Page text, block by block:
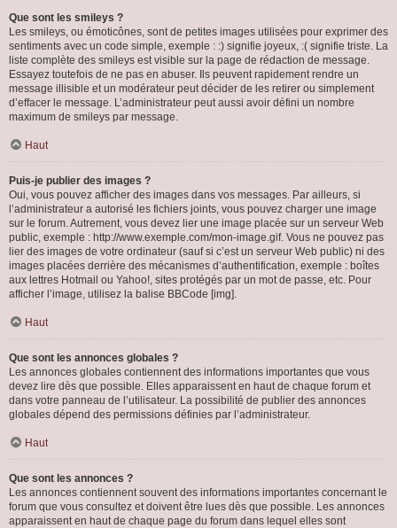
Que sont les smileys ?
Les smileys, ou émoticônes, sont de petites images utilisées pour exprimer des
sentiments avec un code simple, exemple : :) signifie joyeux, :( signifie triste. La
liste complète des smileys est visible sur la page de rédaction de message.
Essayez toutefois de ne pas en abuser. Ils peuvent rapidement rendre un
message illisible et un modérateur peut décider de les retirer ou simplement
d’effacer le message. L’administrateur peut aussi avoir défini un nombre
maximum de smileys par message.
Haut
Puis-je publier des images ?
Oui, vous pouvez afficher des images dans vos messages. Par ailleurs, si
l’administrateur a autorisé les fichiers joints, vous pouvez charger une image
sur le forum. Autrement, vous devez lier une image placée sur un serveur Web
public, exemple : http://www.exemple.com/mon-image.gif. Vous ne pouvez pas
lier des images de votre ordinateur (sauf si c’est un serveur Web public) ni des
images placées derrière des mécanismes d’authentification, exemple : boîtes
aux lettres Hotmail ou Yahoo!, sites protégés par un mot de passe, etc. Pour
afficher l’image, utilisez la balise BBCode [img].
Haut
Que sont les annonces globales ?
Les annonces globales contiennent des informations importantes que vous
devez lire dès que possible. Elles apparaissent en haut de chaque forum et
dans votre panneau de l’utilisateur. La possibilité de publier des annonces
globales dépend des permissions définies par l’administrateur.
Haut
Que sont les annonces ?
Les annonces contiennent souvent des informations importantes concernant le
forum que vous consultez et doivent être lues dès que possible. Les annonces
apparaissent en haut de chaque page du forum dans lequel elles sont